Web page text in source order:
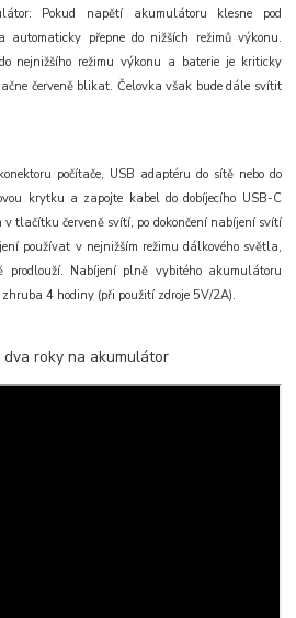
Pokud napětí akumulátoru klesne pod
automaticky přepne do nižších režimů výkonu.
nejnižšího režimu výkonu a baterie je kriticky
červeně blikat. Čelovka však bude dále svítit
počítače, USB adaptéru do sítě nebo do
krytku a zapojte kabel do dobíjecího USB-C
tlačítku červeně svítí, po dokončení nabíjení svítí
používat v nejnižším režimu dálkového světla,
prodlouží. Nabíjení plně vybitého akumulátoru
4 hodiny (při použití zdroje 5V/2A).
roky na akumulátor